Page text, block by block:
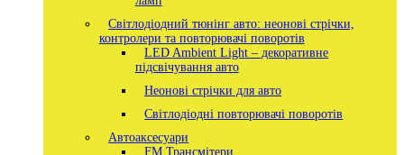
Світлодіодний тюнінг авто: неонові стрічки,
контролери та повторювачі поворотів
LED Ambient Light – декоративне
підсвічування авто
Неонові стрічки для авто
Світлодіодні повторювачі поворотів
Автоаксесуари
FM Трансмітери